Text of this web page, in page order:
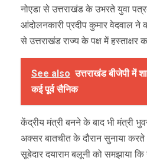
नोएडा से उत्तराखंड के उभरते युवा
आंदोलनकारी प्रदीप कुमार वेदवाल
से उत्तराखंड राज्य के पक्ष में हस्ताक्षर
See also उत्तराखंड बीजेपी में
कई पूर्व सैनिक
केंद्रीय मंत्री बनने के बाद भी मंत्री
अक्सर बातचीत के दौरान सुनाया
सूबेदार दयाराम बलूनी को समझाया कि